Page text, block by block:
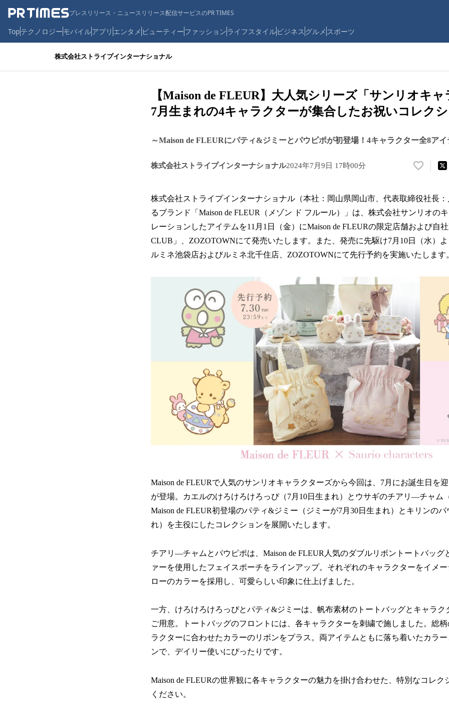
プレスリリース・ニュースリリース配信サービスのPR TIMES
Topテクノロジーモバイルアプリ エンタメ ビューティーファッションライフスタイルビジネス グルメ スポーツ
株式会社ストライプインターナショナル
【Maison de FLEUR】大人気シリーズ「サンリオキャ
7月生まれの4キャラクターが集合したお祝いコレクシ
～Maison de FLEURにパティ&ジミーとパウピポが初登場！4キャラクター全8アイ
株式会社ストライプインターナショナル2024年7月9日 17時00分
い
！
数
を
読
み
込
中
株式会社ストライプインターナショナル（本社：岡山県岡山市、代表取締役社長
るブランド「Maison de FLEUR（メゾン ド フルール）」は、株式会社サンリオの
レーションしたアイテムを11月1日（金）にMaison de FLEURの限定店舗および自
CLUB」、ZOZOTOWNにて発売いたします。また、発売に先駆け7月10日（水）よ
ルミネ池袋店およびルミネ北千住店、ZOZOTOWNにて先行予約を実施いたします
Maison de FLEURで人気のサンリオキャラクターズから今回は、7月にお誕生日を
が登場。カエルのけろけろけろっぴ（7月10日生まれ）とウサギのチアリ―チャム
Maison de FLEUR初登場のパティ&ジミー（ジミーが7月30日生まれ）とキリンのパ
れ）を主役にしたコレクションを展開いたします。
チアリ―チャムとパウピポは、Maison de FLEUR人気のダブルリボントートバッグ
ァーを使用したフェイスポーチをラインアップ。それぞれのキャラクターをイメ
ローのカラーを採用し、可愛らしい印象に仕上げました。
一方、けろけろけろっぴとパティ&ジミーは、帆布素材のトートバッグとキャラク
ご用意。トートバッグのフロントには、各キャラクターを刺繍で施しました。総
ラクターに合わせたカラーのリボンをプラス。両アイテムともに落ち着いたカラ
ンで、デイリー使いにぴったりです。
Maison de FLEURの世界観に各キャラクターの魅力を掛け合わせた、特別なコレク
ください。